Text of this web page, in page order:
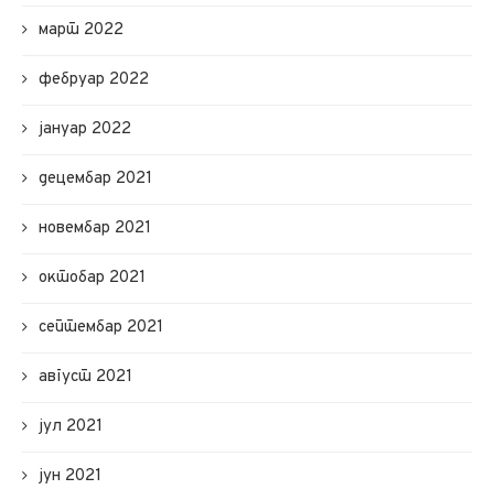
март 2022
фебруар 2022
јануар 2022
децембар 2021
новембар 2021
октобар 2021
септембар 2021
август 2021
јул 2021
јун 2021